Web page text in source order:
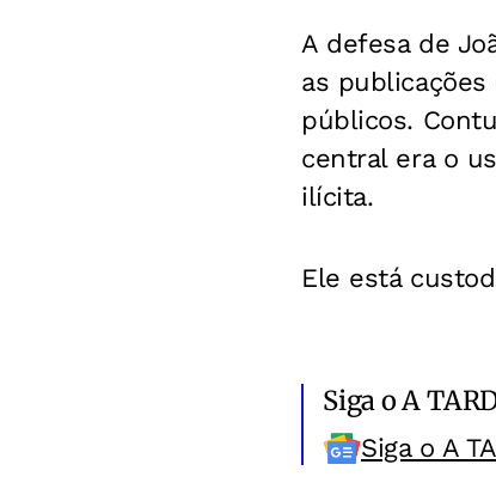
A defesa de
as
públicos.
central era o
ilícita.
Ele está
Siga o A
Siga o A